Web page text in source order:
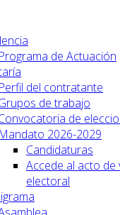
Programa de Actuación
Perfil del contratante
de trabajo
de
Mandato 2026-2029
Candidaturas
Accede al acto
electoral